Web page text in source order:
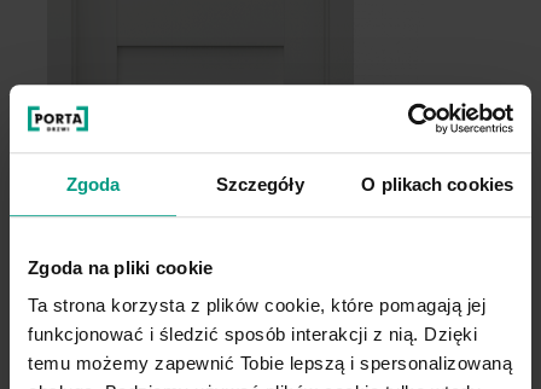
Zgoda Szczegóły O plikach cookies
Zgoda na pliki cookie
Ta strona korzysta z plików cookie, które pomagają jej
funkcjonować i śledzić sposób interakcji z nią. Dzięki
temu możemy zapewnić Tobie lepszą i spersonalizowaną
Hikora Jackson Ciemny
C.0